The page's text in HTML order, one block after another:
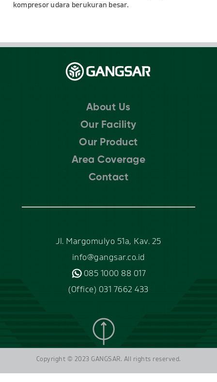
kompresor udara berukuran besar.
About Us
Our Facility
Our Product
Area Coverage
Contact
Jl. Margomulyo 51a, Kav. 25
info@gangsar.co.id
085 1000 88 017
(Office) 031 7662 433
Copyright © 2023 GANGSAR. All rights reserved.